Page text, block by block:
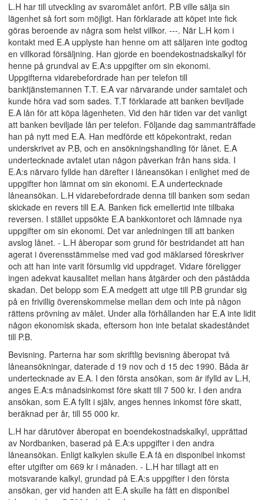
L.H har till utveckling av svaromålet anfört. P.B ville sälja sin
lägenhet så fort som möjligt. Han förklarade att köpet inte fick
göras beroende av några som helst villkor. ---. När L.H kom i
kontakt med E.A upplyste han henne om att säljaren inte godtog
en villkorad försäljning. Han gjorde en boendekostnadskalkyl för
henne på grundval av E.A:s uppgifter om sin ekonomi.
Uppgifterna vidarebefordrade han per telefon till
banktjänstemannen T.T. E.A var närvarande under samtalet och
kunde höra vad som sades. T.T förklarade att banken beviljade
E.A lån för att köpa lägenheten. Vid den här tiden var det vanligt
att banken beviljade lån per telefon. Följande dag sammanträffade
han på nytt med E.A. Han medförde ett köpekontrakt, redan
underskrivet av P.B, och en ansökningshandling för lånet. E.A
undertecknade avtalet utan någon påverkan från hans sida. I
E.A:s närvaro fyllde han därefter i låneansökan i enlighet med de
uppgifter hon lämnat om sin ekonomi. E.A undertecknade
låneansökan. L.H vidarebefordrade denna till banken som sedan
skickade en revers till E.A. Banken fick emellertid inte tillbaka
reversen. I stället uppsökte E.A bankkontoret och lämnade nya
uppgifter om sin ekonomi. Det var anledningen till att banken
avslog lånet. - L.H åberopar som grund för bestridandet att han
agerat i överensstämmelse med vad god mäklarsed föreskriver
och att han inte varit försumlig vid uppdraget. Vidare föreligger
ingen adekvat kausalitet mellan hans åtgärder och den påstådda
skadan. Det belopp som E.A medgett att utge till P.B grundar sig
på en frivillig överenskommelse mellan dem och inte på någon
rättens prövning av målet. Under alla förhållanden har E.A inte lidit
någon ekonomisk skada, eftersom hon inte betalat skadeståndet
till P.B.
Bevisning. Parterna har som skriftlig bevisning åberopat två
låneansökningar, daterade d 19 nov och d 15 dec 1990. Båda är
undertecknade av E.A. I den första ansökan, som är ifylld av L.H,
anges E.A:s månadsinkomst före skatt till 7 500 kr. I den andra
ansökan, som E.A fyllt i själv, anges hennes inkomst före skatt,
beräknad per år, till 55 000 kr.
L.H har därutöver åberopat en boendekostnadskalkyl, upprättad
av Nordbanken, baserad på E.A:s uppgifter i den andra
låneansökan. Enligt kalkylen skulle E.A få en disponibel inkomst
efter utgifter om 669 kr i månaden. - L.H har tillagt att en
motsvarande kalkyl, grundad på E.A:s uppgifter i den första
ansökan, ger vid handen att E.A skulle ha fått en disponibel